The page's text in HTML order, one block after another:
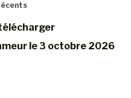
le 3 octobre 2026